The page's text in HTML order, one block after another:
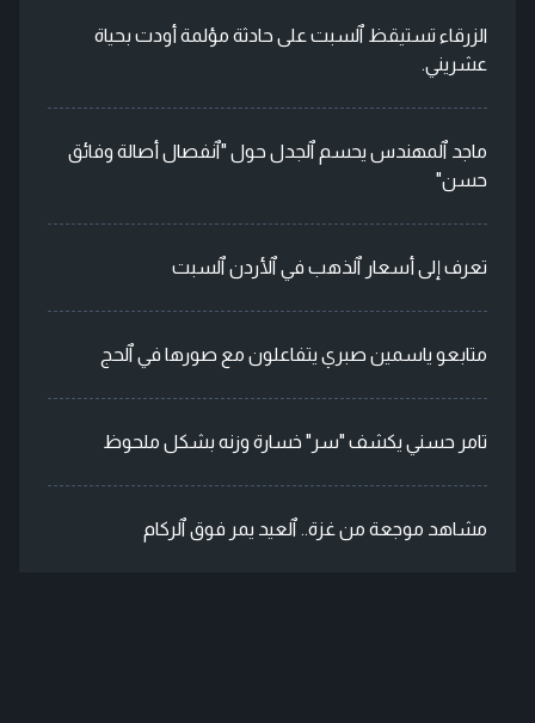
الزرقاء تستيقظ ٱلسبت على حادثة مؤلمة أودت بحياة
عشريني.
ماجد ٱلمهندس يحسم ٱلجدل حول "ٱنفصال أصالة وفائق
حسن"
تعرف إلى أسعار ٱلذهب في ٱلأردن ٱلسبت
متابعو ياسمين صبري يتفاعلون مع صورها في ٱلحج
تامر حسني يكشف "سر" خسارة وزنه بشكل ملحوظ
مشاهد موجعة من غزة.. ٱلعيد يمر فوق ٱلركام